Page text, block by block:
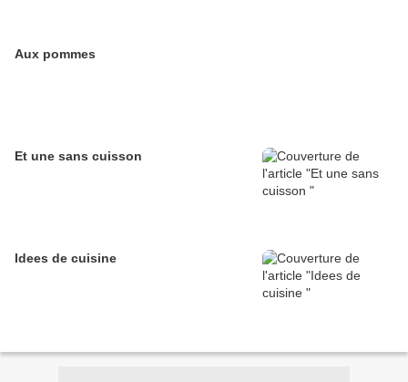
Aux pommes
Et une sans cuisson
Idees de cuisine